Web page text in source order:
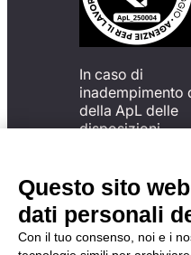
In caso di
inadempimento
della ApL delle
disposizioni
possibile
reclamo
all’Organismo di
Monitoraggio
una delle
Questo sito
dati personali
Con il tuo consenso, noi e i